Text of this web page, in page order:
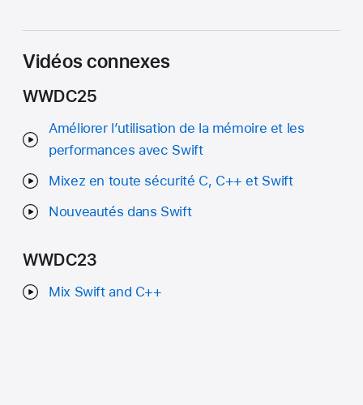
Vidéos connexes
WWDC25
Améliorer l’utilisation de la mémoire et les
performances avec Swift
Mixez en toute sécurité C, C++ et Swift
Nouveautés dans Swift
WWDC23
Mix Swift and C++